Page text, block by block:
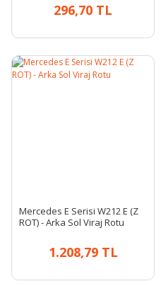
296,70 TL
Mercedes E Serisi W212 E (Z
ROT) - Arka Sol Viraj Rotu
1.208,79 TL